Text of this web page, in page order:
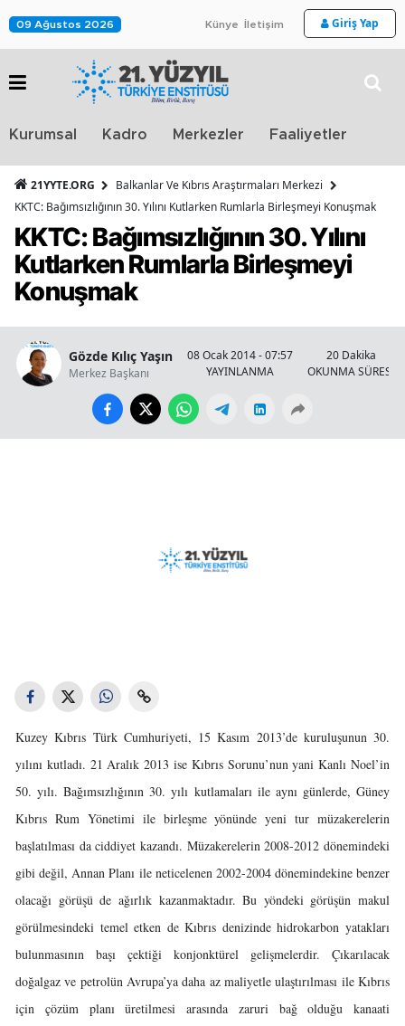
09 Ağustos 2026 Künye İletişim Giriş Yap
Kurumsal Kadro Merkezler Faaliyetler
21YYTE.ORG
Balkanlar Ve Kıbrıs Araştırmaları Merkezi
KKTC: Bağımsızlığının 30. Yılını Kutlarken Rumlarla Birleşmeyi Konuşmak
KKTC: Bağımsızlığının 30. Yılını
Kutlarken Rumlarla Birleşmeyi
Konuşmak
Gözde Kılıç Yaşın
Merkez Başkanı
08 Ocak 2014 - 07:57
YAYINLANMA
20 Dakika
OKUNMA SÜRESİ
Kuzey Kıbrıs Türk Cumhuriyeti, 15 Kasım 2013’de kuruluşunun 30.
yılını kutladı. 21 Aralık 2013 ise Kıbrıs Sorunu’nun yani Kanlı Noel’in
50. yılı. Bağımsızlığının 30. yılı kutlamaları ile aynı günlerde, Güney
Kıbrıs Rum Yönetimi ile birleşme yönünde yeni tur müzakerelerin
başlatılması da ciddiyet kazandı. Müzakerelerin 2008-2012 dönemindeki
gibi değil, Annan Planı ile neticelenen 2002-2004 dönemindekine benzer
olacağı görüşü de ağırlık kazanmaktadır. Bu yöndeki görüşün makul
görülmesindeki temel etken de Kıbrıs denizinde hidrokarbon yatakları
bulunmasının başı çektiği konjonktürel gelişmelerdir. Çıkarılacak
doğalgaz ve petrolün Avrupa’ya daha az maliyetle ulaştırılması ile Kıbrıs
için çözüm planı üretilmesi arasında zaruri bağ olduğu kanaati